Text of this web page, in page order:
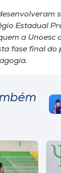
Estadual
a Unoesc
fase final do